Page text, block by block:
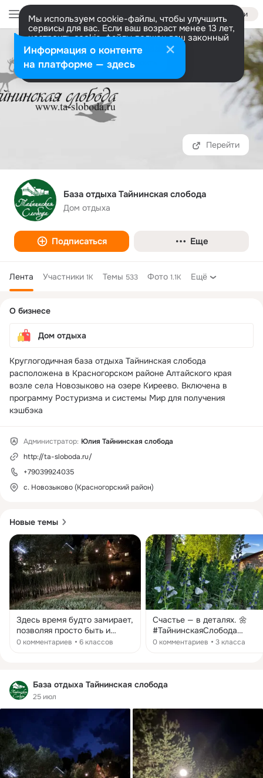
Войти
Мы используем cookie-файлы, чтобы улучшить
сервисы для вас. Если ваш возраст менее 13 лет,
настроить cookie-файлы должен ваш законный
представитель. Больше информации
Разрешить все Настроить
Перейти
База отдыха Тайнинская слобода
Дом отдыха
Подписаться Еще
Лента Участники 1K Темы 533 Фото 1.1K Ещё
Новые темы
Здесь время будто замирает,
позволяя просто быть и
дышать полной грудью.
0 комментариев 6 классов
Счастье — в деталях. 🌼
#ТайнинскаяСлобода
#ЛетнийУют #Природа
0 комментариев 3 класса
База отдыха Тайнинская слобода
25 июл
колонка
О бизнесе
Дом отдыха
Круглогодичная база отдыха Тайнинская слобода
расположена в Красногорском районе Алтайского края
возле села Новозыково на озере Киреево. Включена в
программу Ростуризма и системы Мир для получения
кэшбэка
Администратор: Юлия Тайнинская слобода
http://ta-sloboda.ru/
+79039924035
с. Новозыково (Красногорский район)
Информация о контенте
на платформе — здесь